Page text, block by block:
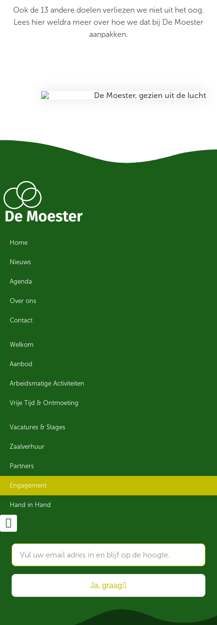
Ook de 13 andere doelen verliezen we niet uit het oog.
Lees hier weldra meer over hoe we dat bij De Moester
aanpakken.
Home
Nieuws
Agenda
Over ons
Contact
Welkom
Aanbod
Arbeidsmatige Activiteiten
Vrije Tijd & Ontmoeting
Vacatures & Stages
Zaalverhuur
Partners
Engagement
Hand in Hand
Ja, graag